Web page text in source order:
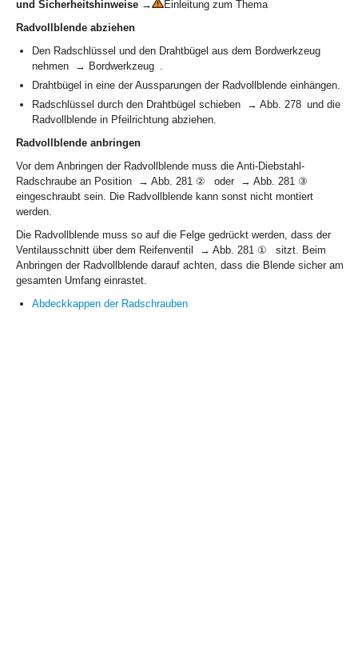
und Sicherheitshinweise →
Einleitung zum Thema
Radvollblende abziehen
Den Radschlüssel und den Drahtbügel aus dem Bordwerkzeug
nehmen → Bordwerkzeug .
Drahtbügel in eine der Aussparungen der Radvollblende einhängen.
Radschlüssel durch den Drahtbügel schieben → Abb. 278 und die
Radvollblende in Pfeilrichtung abziehen.
Radvollblende anbringen
Vor dem Anbringen der Radvollblende muss die Anti-Diebstahl-
Radschraube an Position → Abb. 281 ② oder → Abb. 281 ③
eingeschraubt sein. Die Radvollblende kann sonst nicht montiert
werden.
Die Radvollblende muss so auf die Felge gedrückt werden, dass der
Ventilausschnitt über dem Reifenventil → Abb. 281 ① sitzt. Beim
Anbringen der Radvollblende darauf achten, dass die Blende sicher am
gesamten Umfang einrastet.
Abdeckkappen der Radschrauben